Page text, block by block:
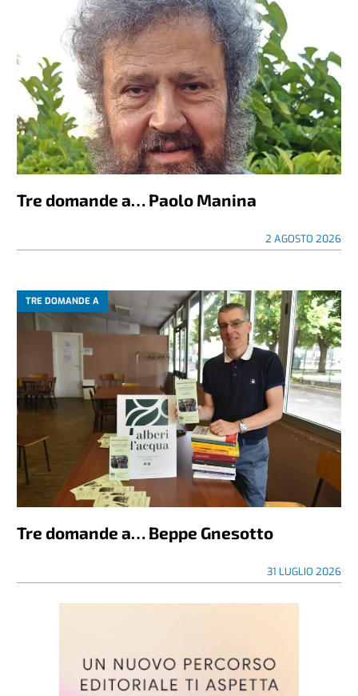
Tre domande a… Paolo Manina
2 AGOSTO 2026
TRE DOMANDE A
Tre domande a… Beppe Gnesotto
31 LUGLIO 2026